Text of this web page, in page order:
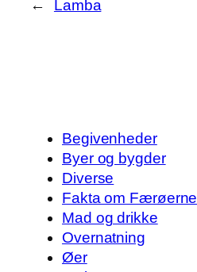
← Lamba
Begivenheder
Byer og bygder
Diverse
Fakta om Færøerne
Mad og drikke
Overnatning
Øer